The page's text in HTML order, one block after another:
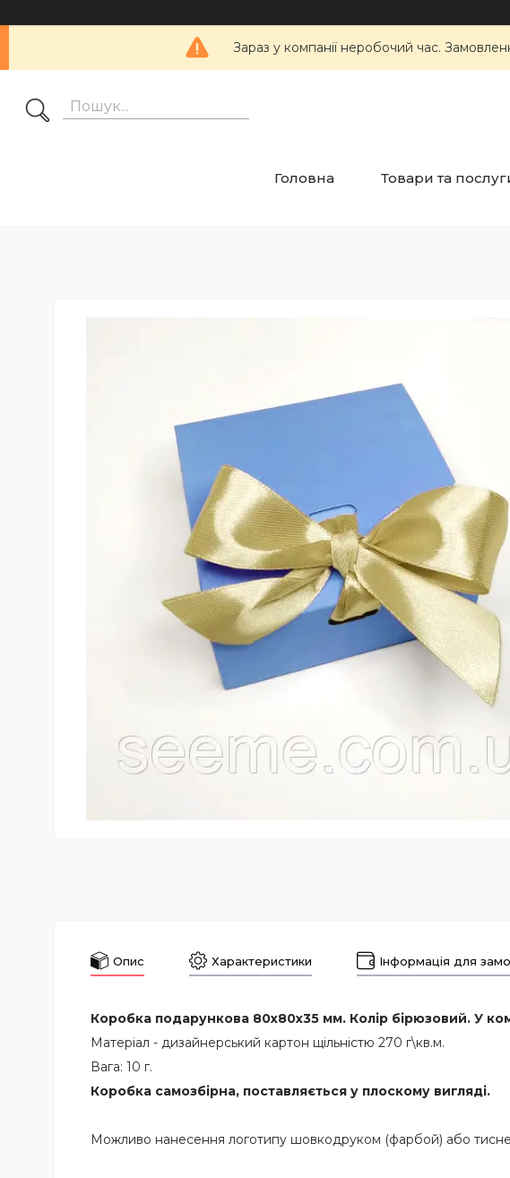
Зараз у компанії неробочий час.
Головна Товари та
Опис Характеристики Інформація для
Коробка подарункова 80х80х35 мм. Колір бірюзовий. У
Матеріал - дизайнерський картон щільністю 270 г\кв.м.
Вага: 10 г.
Коробка самозбірна, поставляється у плоскому вигляді.
Можливо нанесення логотипу шовкодруком (фарбой) або